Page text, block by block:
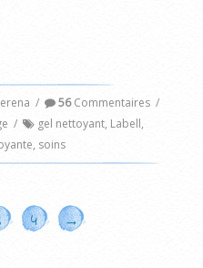
/ 56Commentaires /
/ gel nettoyant, Labell,
, soins
4 →